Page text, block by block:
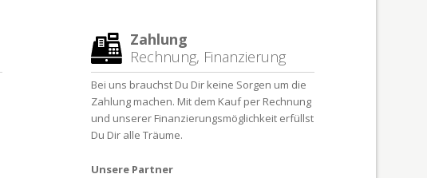
Zahlung
Rechnung, Finanzierung
Bei uns brauchst Du Dir keine Sorgen um die
Zahlung machen. Mit dem Kauf per Rechnung
und unserer Finanzierungsmöglichkeit erfüllst
Du Dir alle Träume.
Unsere Partner